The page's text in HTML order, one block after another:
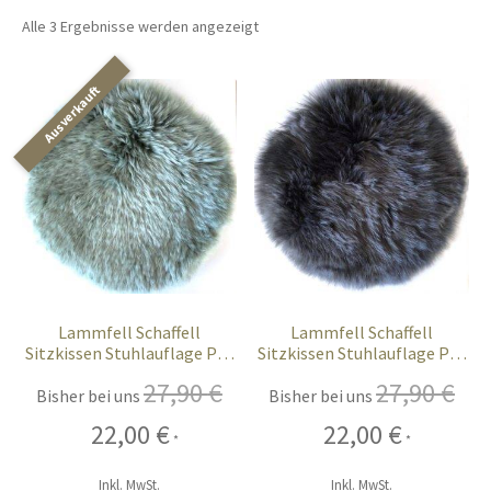
Licht
öffnen
Ostern
Bar-Küche
öffnen
Möbel
Fink-Living
Riviera Maison
Alle 3 Ergebnisse werden angezeigt
Lammfell Schaffell
Sitzkissen Stuhlauflage Pad
Bisher bei uns 27,90€
Ursprünglicher
war:
22,00 €Aktueller
*
Inkl. MwSt.
Lammfell Schaffell
Sitzkissen Stuhlauflage Pad
Bisher bei uns 27,90€
Ursprünglicher
war:
22,00 €Aktueller
*
Inkl. MwSt.